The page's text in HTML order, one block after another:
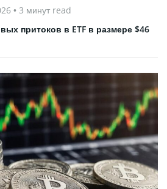
• 3 минут read
притоков в ETF в размере $46